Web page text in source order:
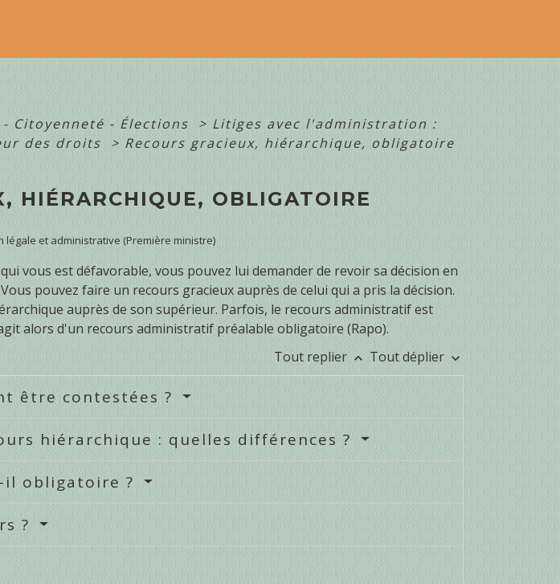
Citoyenneté - Élections > Litiges avec l'administration :
des droits
> Recours gracieux, hiérarchique, obligatoire
HIÉRARCHIQUE, OBLIGATOIRE
légale et administrative (Première ministre)
vous est défavorable, vous pouvez lui demander de revoir sa décision en
pouvez faire un recours gracieux auprès de celui qui a pris la décision.
auprès de son supérieur. Parfois, le recours administratif est
alors d'un recours administratif préalable obligatoire (Rapo).
Tout replier keyboard_arrow_up Tout déplier keyboard_arrow_down
être contestées ?
hiérarchique : quelles différences ?
il obligatoire ?
?